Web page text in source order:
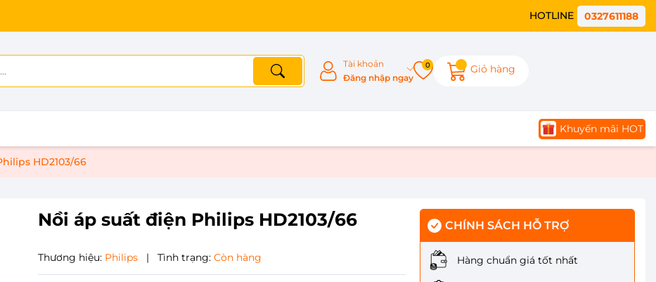
HOTLINE 0327611188
Tài khoản
Đăng nhập ngay
0 Giỏ hàng
Khuyến mãi HOT
HD2103/66
Nồi áp suất điện Philips HD2103/66
Thương hiệu: Philips | Tình trạng: Còn hàng
CHÍNH SÁCH HỖ TRỢ
Hàng chuẩn giá tốt nhất